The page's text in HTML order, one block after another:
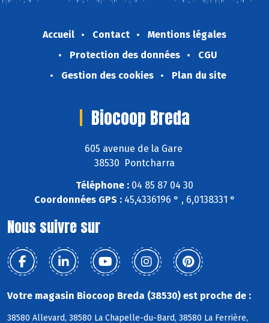
Accueil Contact
Mentions légales
Protection des données
CGU
Gestion des cookies
Plan du site
Biocoop Breda
605 avenue de la Gare
38530 Pontcharra
Téléphone : 04 85 87 04 30
Coordonnées GPS :45,4336196 ° , 6,0138331 °
Nous suivre sur
Votre magasin Biocoop Breda (38530) est proche de :
38580 Allevard, 38580 La Chapelle-du-Bard, 38580 La Ferrière,